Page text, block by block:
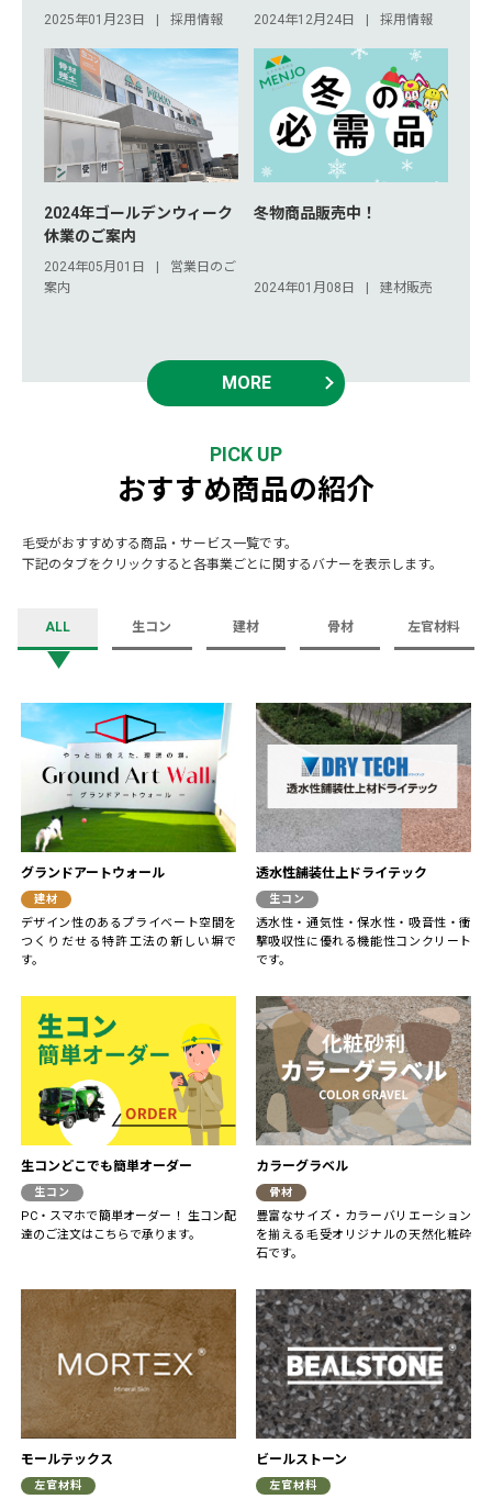
2025年01月23日 採用情報 2024年12月24日 採用情報
2024年ゴールデンウィーク
休業のご案内
2024年05月01日
営業日のご
案内
冬物商品販売中！
2024年01月08日 建材販売
MORE
PICK UP
おすすめ商品の紹介
毛受がおすすめする商品・サービス一覧です。
下記のタブをクリックすると各事業ごとに関するバナーを表示します。
ALL 生コン 建材 骨材 左官材料
グランドアートウォール
建材
デザイン性のあるプライベート空間を
つくりだせる特許工法の新しい塀で
す。
透水性舗装仕上ドライテック
生コン
透水性・通気性・保水性・吸音性・衝
撃吸収性に優れる機能性コンクリート
です。
生コンどこでも簡単オーダー
生コン
PC・スマホで簡単オーダー！ 生コン配
達のご注文はこちらで承ります。
カラーグラベル
骨材
豊富なサイズ・カラーバリエーション
を揃える毛受オリジナルの天然化粧砕
石です。
モールテックス
左官材料
ビールストーン
左官材料